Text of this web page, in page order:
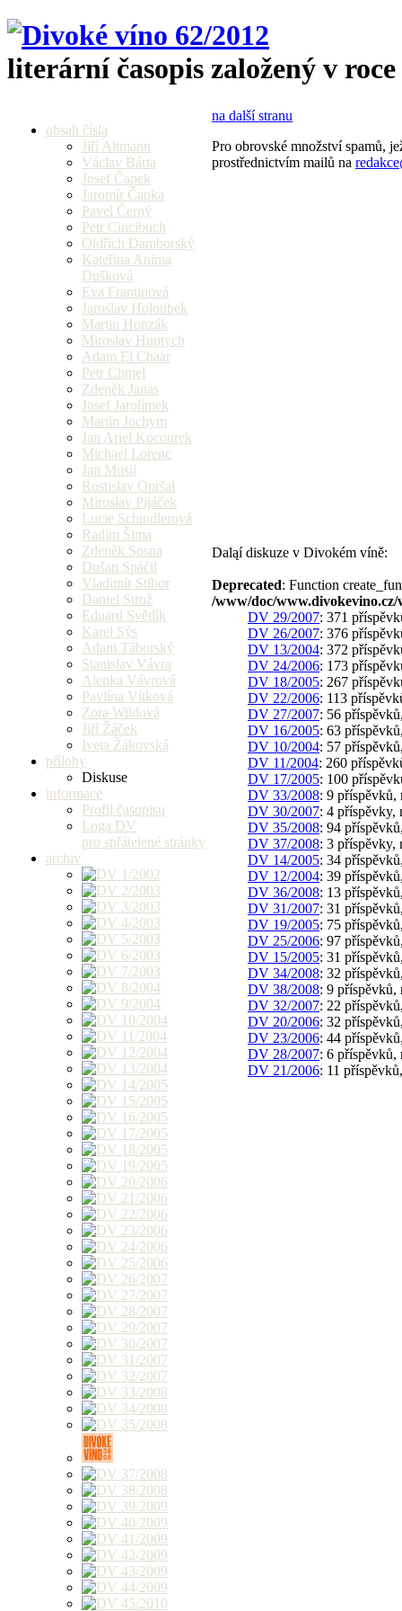
literární časopis založený v roce
obsah čísla
Jiří Altmann
Václav Bárta
Josef Čapek
Jaromír Čapka
Pavel Černý
Petr Cincibuch
Oldřich Damborský
Kateřina Anima
Dušková
Eva Frantinová
Jaroslav Holoubek
Martin Honzák
Miroslav Huptych
Adam El Chaar
Petr Chmel
Zdeněk Janas
Josef Jarolímek
Martin Jochym
Jan Ariel Kocourek
Michael Lorenc
Jan Musil
Rostislav Opršal
Miroslav Pijáček
Lucie Schindlerová
Radim Šima
Zdeněk Sosna
Dušan Spáčil
Vladimír Stibor
Daniel Strož
Eduard Světlík
Karel Sýs
Adam Táborský
Stanislav Vávra
Alenka Vávrová
Pavlína Vítková
Zora Wildová
Jiří Žáček
Iveta Žákovská
přílohy
Diskuse
informace
Profil časopisu
Loga DV
pro spřátelené stránky
archiv
na další stranu
Pro obrovské množství spamů,
prostřednictvím mailů na
Daląí diskuze v Divokém víně:
Deprecated: Function
/www/doc/
DV 29/2007: 371
DV 26/2007: 376
DV 13/2004: 372
DV 24/2006: 173
DV 18/2005: 267
DV 22/2006: 113
DV 27/2007: 56
DV 16/2005: 63
DV 10/2004: 57
DV 11/2004: 260
DV 17/2005: 100
DV 33/2008: 9 příspěvků,
DV 30/2007: 4 příspěvky,
DV 35/2008: 94
DV 37/2008: 3 příspěvky,
DV 14/2005: 34
DV 12/2004: 39
DV 36/2008: 13
DV 31/2007: 31
DV 19/2005: 75
DV 25/2006: 97
DV 15/2005: 31
DV 34/2008: 32
DV 38/2008: 9 příspěvků,
DV 32/2007: 22
DV 20/2006: 32
DV 23/2006: 44
DV 28/2007: 6 příspěvků,
DV 21/2006: 11